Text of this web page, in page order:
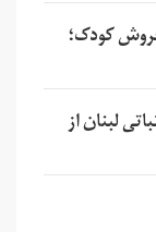
کودک؛
لبنان از